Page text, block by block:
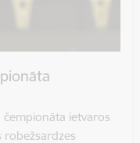
ietvaros